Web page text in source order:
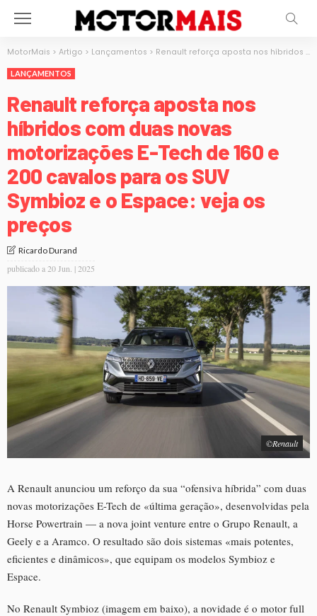
MotorMais > Artigo > Lançamentos > Renault reforça aposta nos híbridos com duas novas motorizações E-Tech de 160 e 200 cavalos para os SUV Symbioz e o Espace: veja os preços
LANÇAMENTOS
Renault reforça aposta nos
híbridos com duas novas
motorizações E-Tech de 160 e
200 cavalos para os SUV
Symbioz e o Espace: veja os
preços
Ricardo Durand
publicado a20 Jun. | 2025
©Renault
A Renault anunciou um reforço da sua “ofensiva híbrida” com duas
novas motorizações E-Tech de «última geração», desenvolvidas pela
Horse Powertrain — a nova joint venture entre o Grupo Renault, a
Geely e a Aramco. O resultado são dois sistemas «mais potentes,
eficientes e dinâmicos», que equipam os modelos Symbioz e
Espace.
No Renault Symbioz (imagem em baixo), a novidade é o motor full